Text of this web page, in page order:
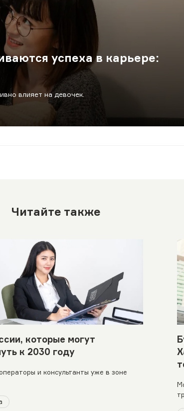
успеха в карьере:
влияет на девочек.
Читайте также
которые могут
к 2030 году
и консультанты уже в зоне